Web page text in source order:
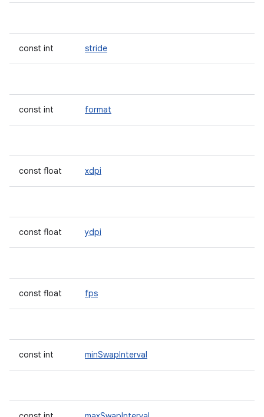
const int stride
const int format
const float xdpi
const float ydpi
const float fps
const int minSwapInterval